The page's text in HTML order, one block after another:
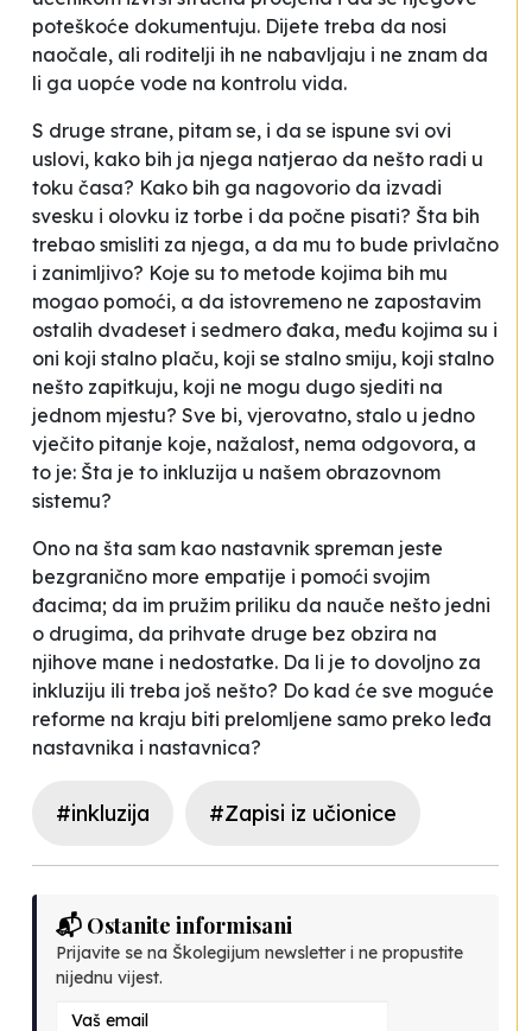
poteškoće dokumentuju. Dijete treba da nosi
naočale, ali roditelji ih ne nabavljaju i ne znam da
li ga uopće vode na kontrolu vida.
S druge strane, pitam se, i da se ispune svi ovi
uslovi, kako bih ja njega natjerao da nešto radi u
toku časa? Kako bih ga nagovorio da izvadi
svesku i olovku iz torbe i da počne pisati? Šta bih
trebao smisliti za njega, a da mu to bude privlačno
i zanimljivo? Koje su to metode kojima bih mu
mogao pomoći, a da istovremeno ne zapostavim
ostalih dvadeset i sedmero đaka, među kojima su i
oni koji stalno plaču, koji se stalno smiju, koji stalno
nešto zapitkuju, koji ne mogu dugo sjediti na
jednom mjestu? Sve bi, vjerovatno, stalo u jedno
vječito pitanje koje, nažalost, nema odgovora, a
to je: Šta je to inkluzija u našem obrazovnom
sistemu?
Ono na šta sam kao nastavnik spreman jeste
bezgranično more empatije i pomoći svojim
đacima; da im pružim priliku da nauče nešto jedni
o drugima, da prihvate druge bez obzira na
njihove mane i nedostatke. Da li je to dovoljno za
inkluziju ili treba još nešto? Do kad će sve moguće
reforme na kraju biti prelomljene samo preko leđa
nastavnika i nastavnica?
#inkluzija #Zapisi iz učionice
📬 Ostanite informisani
Prijavite se na Školegijum newsletter i ne propustite
nijednu vijest.